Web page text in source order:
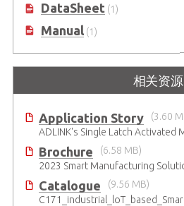
DataSheet(1)
Manual(1)
相关资源
Application Story
(3.60
Brochure
(6.58 MB)
2023 Smart Manufacturing
Catalogue
(9.56 MB)